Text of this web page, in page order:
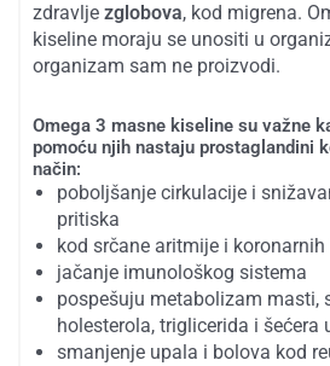
zdravlje zglobova, kod migrena.
kiseline moraju se unositi u
organizam sam ne proizvodi.
Omega 3 masne kiseline su važne
pomoću njih nastaju prostaglandini
način:
poboljšanje cirkulacije i
pritiska
kod srčane aritmije i
jačanje imunološkog sistema
pospešuju metabolizam masti,
holesterola, triglicerida i šećera
smanjenje upala i bolova kod